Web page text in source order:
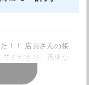
！！ 店員さんの接
くださり、迅速な
また何かあった際
うございました